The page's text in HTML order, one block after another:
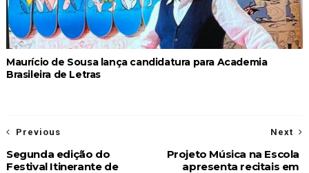
Maurício de Sousa lança candidatura para Academia
Brasileira de Letras
Next
Projeto Música na Escola
apresenta recitais em
Previous
Segunda edição do
Festival Itinerante de